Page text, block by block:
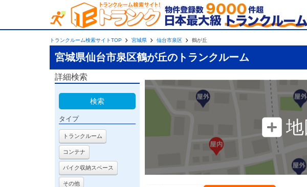
トランクルーム検索サイトTOP 宮城県 仙台市泉区 鶴が丘
宮城県仙台市泉区鶴が丘のトランクルーム
詳細検索
検索
タイプ
トランクルーム
コンテナ
バイク収納スペース
その他